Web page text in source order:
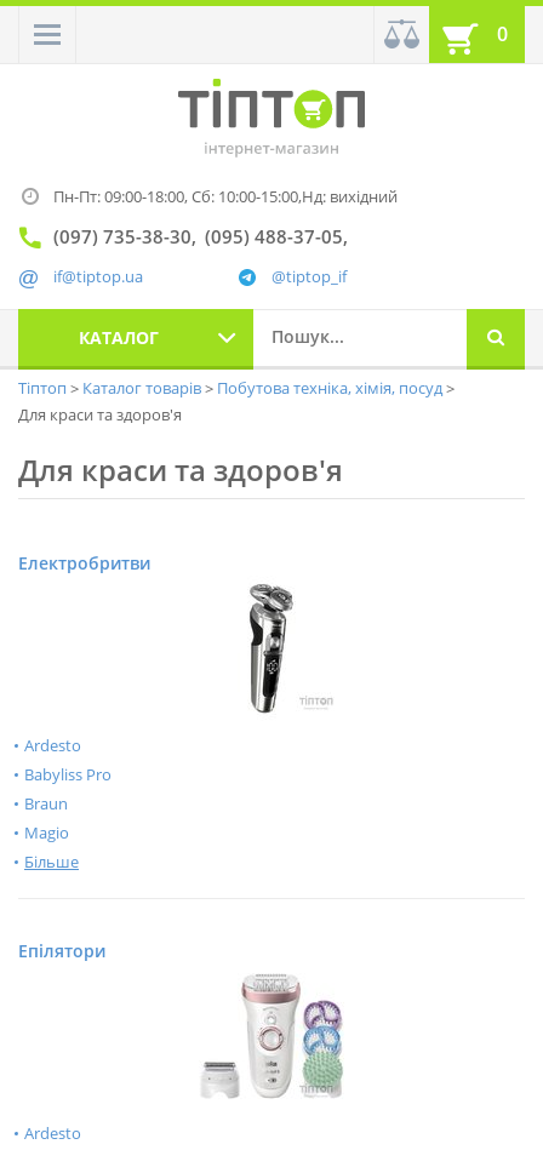
0
Пн-Пт: 09:00-18:00,Сб: 10:00-15:00,Нд: вихідний
(097) 735-38-30 (095) 488-37-05
@tiptop_if
if@tiptop.ua
КАТАЛОГ
Тіптоп Каталог товарів
Побутова техніка, хімія, посуд
Для краси та здоров'я
Для краси та здоров'я
Електробритви
Ardesto
Babyliss Pro
Braun
Magio
Більше
Епілятори
Ardesto